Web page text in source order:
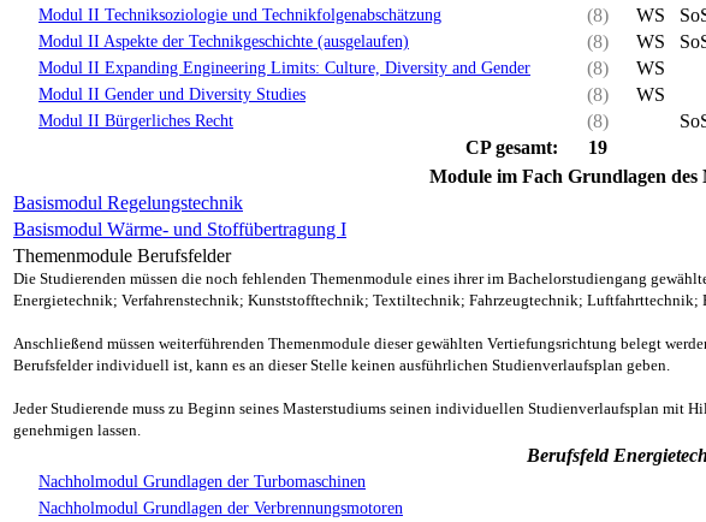
Modul II Techniksoziologie und Technikfolgenabschätzung (8) WS
Modul II Aspekte der Technikgeschichte (ausgelaufen) (8) WS
Modul II Expanding Engineering Limits: Culture, Diversity and Gender (8) WS
Modul II Gender und Diversity Studies (8) WS
Modul II Bürgerliches Recht (8)
CPgesamt:
19
Module im Fach Grundlagen des
Basismodul Regelungstechnik
Basismodul Wärme- und Stoffübertragung I
Themenmodule Berufsfelder
Die Studierenden müssen die noch fehlenden Themenmodule eines ihrer im Bachelorstudiengang
Energietechnik; Verfahrenstechnik; Kunststofftechnik; Textiltechnik; Fahrzeugtechnik; Luftfahrttechnik;
Anschließend müssen weiterführenden Themenmodule dieser gewählten Vertiefungsrichtung belegt
Berufsfelder individuell ist, kann es an dieser Stelle keinen ausführlichen Studienverlaufsplan geben.
Jeder Studierende muss zu Beginn seines Masterstudiums seinen individuellen Studienverlaufsplan mit
genehmigen lassen.
Berufsfeld
Nachholmodul Grundlagen der Turbomaschinen
Nachholmodul Grundlagen der Verbrennungsmotoren